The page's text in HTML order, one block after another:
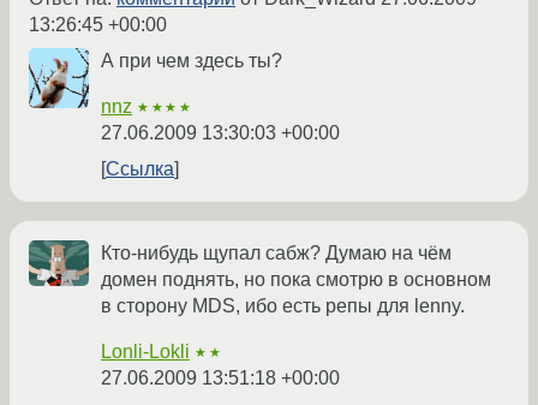
13:26:45 +00:00
А при чем здесь ты?
nnz ★★★★
27.06.2009 13:30:03 +00:00
Ссылка
Кто-нибудь щупал сабж? Думаю на чём
домен поднять, но пока смотрю в основном
в сторону MDS, ибо есть репы для lenny.
Lonli-Lokli ★★
27.06.2009 13:51:18 +00:00